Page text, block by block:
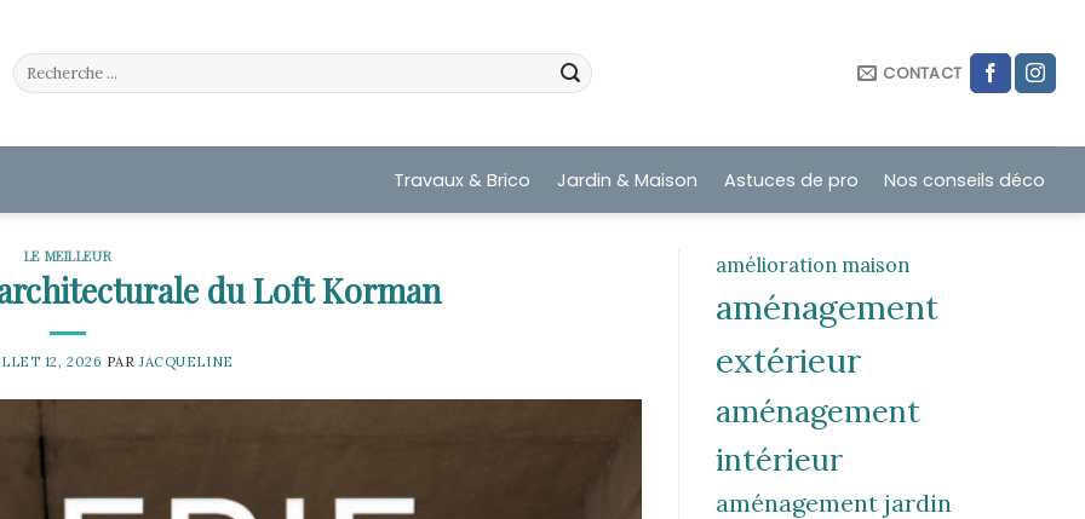
CONTACT
Travaux & Brico Jardin & Maison Astuces de pro Nos conseils déco
LE MEILLEUR
du Loft Korman
12, 2026 PARJACQUELINE
amélioration maison
aménagement
extérieur
aménagement
intérieur
aménagement jardin